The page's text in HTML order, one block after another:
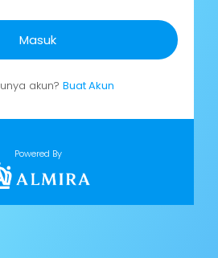
Masuk
akun? Buat Akun
Powered By